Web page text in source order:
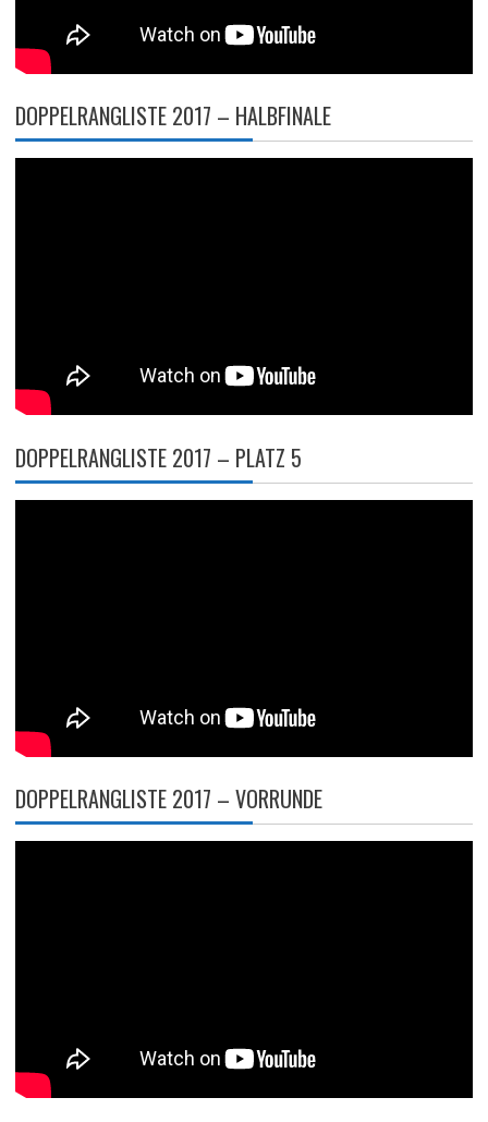
DOPPELRANGLISTE 2017 – HALBFINALE
DOPPELRANGLISTE 2017 – PLATZ 5
DOPPELRANGLISTE 2017 – VORRUNDE